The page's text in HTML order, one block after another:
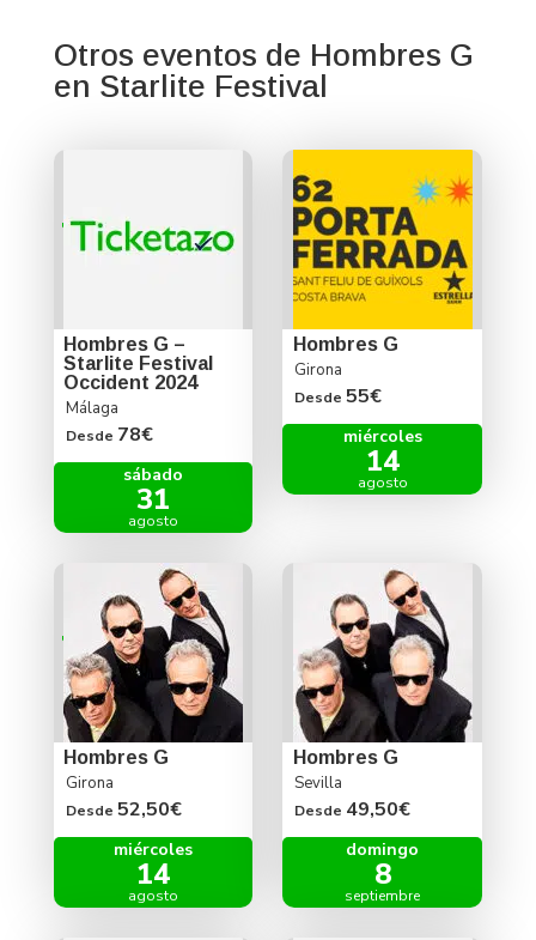
Otros eventos de Hombres G
en Starlite Festival
Hombres G –
Starlite Festival
Occident 2024
Málaga
Desde 78€
sábado
31
agosto
Hombres G
Girona
Desde 55€
miércoles
14
agosto
Hombres G
Girona
Desde 52,50€
miércoles
14
agosto
Hombres G
Sevilla
Desde 49,50€
domingo
8
septiembre